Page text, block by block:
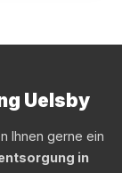
Uelsby
Ihnen gerne ein
in